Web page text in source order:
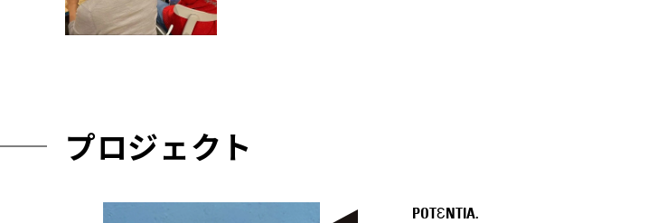
プロジェクト
POTƐNTIA.